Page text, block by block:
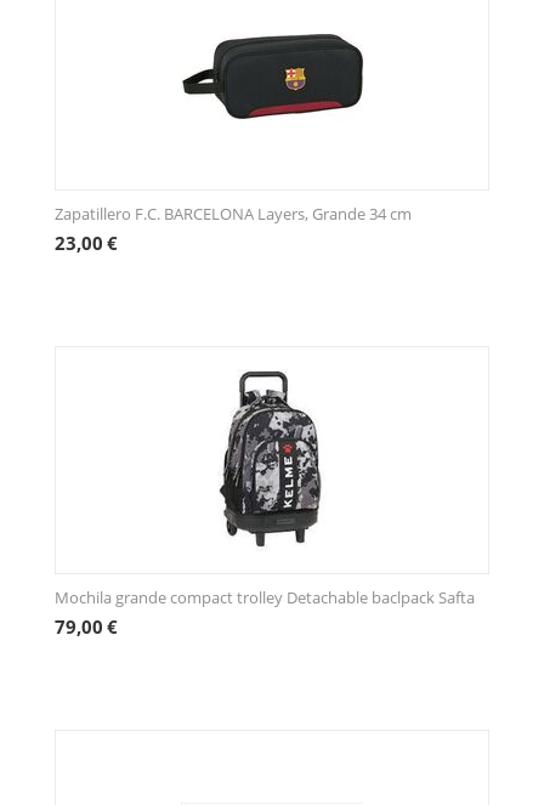
Zapatillero F.C. BARCELONA Layers, Grande 34 cm
23,00 €
Mochila grande compact trolley Detachable baclpack Safta
79,00 €